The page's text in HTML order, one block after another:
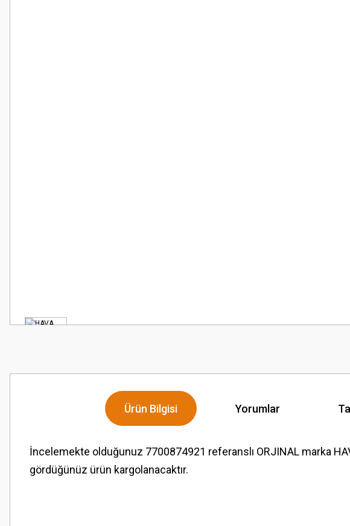
Ürün Bilgisi Yorumlar
İncelemekte olduğunuz 7700874921 referanslı ORJINAL marka
gördüğünüz ürün kargolanacaktır.